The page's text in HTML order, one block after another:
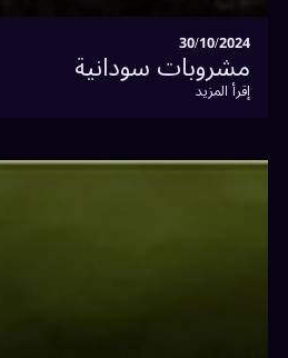
30/10/2024
مشروبات سودانية
إقرأ المزيد